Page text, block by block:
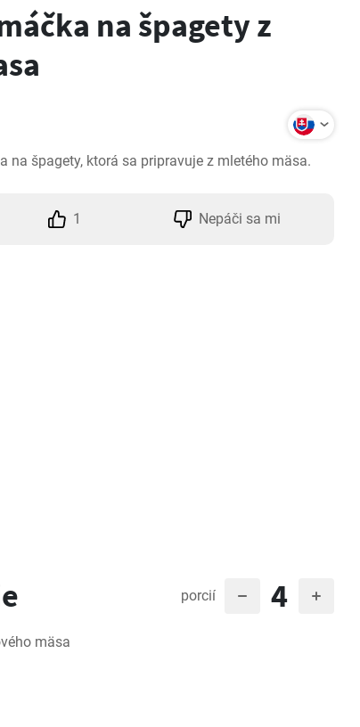
na špagety z
na špagety, ktorá sa pripravuje z mletého mäsa.
1 Nepáči sa mi
porcií 4
mäsa